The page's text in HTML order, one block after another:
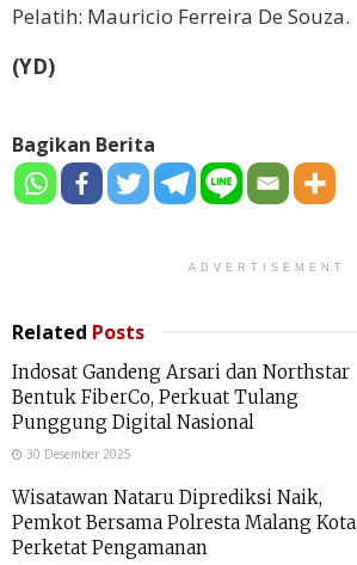
Pelatih: Mauricio Ferreira De Souza.
(YD)
Bagikan Berita
ADVERTISEMENT
Related Posts
Indosat Gandeng Arsari dan Northstar
Bentuk FiberCo, Perkuat Tulang
Punggung Digital Nasional
30 Desember 2025
Wisatawan Nataru Diprediksi Naik,
Pemkot Bersama Polresta Malang Kota
Perketat Pengamanan